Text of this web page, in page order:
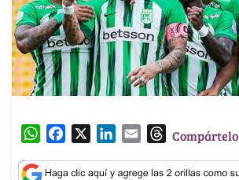
W
a
c
n
a
T
r
Compártelo